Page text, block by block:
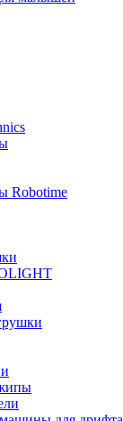
Robotime